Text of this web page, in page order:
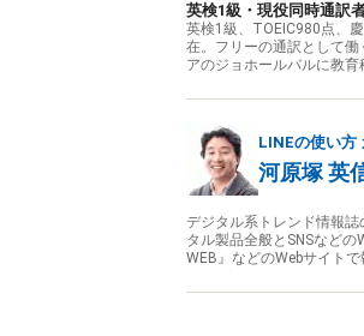
英検1級・現役同時通訳
英検1級、TOEIC980点、
在。フリーの通訳として
アのジョホールバルに教育
LINEの使い方
河原塚 英
デジタル系トレンド情報
タル製品全般とSNSなど
WEB』などのWebサイト